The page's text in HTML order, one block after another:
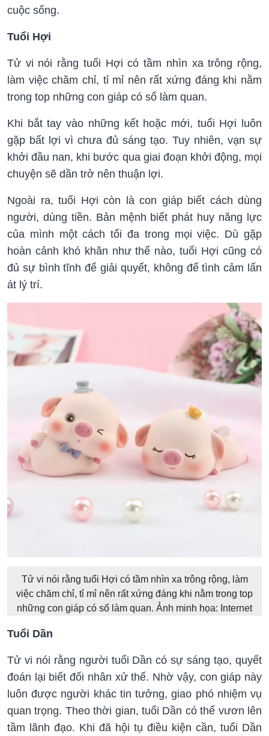
cuộc sống.
Tuổi Hợi
Tử vi nói rằng tuổi Hợi có tầm nhìn xa trông rộng,
làm việc chăm chỉ, tỉ mỉ nên rất xứng đáng khi nằm
trong top những con giáp có số làm quan.
Khi bắt tay vào những kết hoặc mới, tuổi Hợi luôn
gặp bất lợi vì chưa đủ sáng tạo. Tuy nhiên, vạn sự
khởi đầu nan, khi bước qua giai đoạn khởi động, mọi
chuyện sẽ dần trở nên thuận lợi.
Ngoài ra, tuổi Hợi còn là con giáp biết cách dùng
người, dùng tiền. Bản mệnh biết phát huy năng lực
của mình một cách tối đa trong mọi việc. Dù gặp
hoàn cảnh khó khăn như thế nào, tuổi Hợi cũng có
đủ sự bình tĩnh để giải quyết, không để tình cảm lấn
át lý trí.
Tử vi nói rằng tuổi Hợi có tầm nhìn xa trông rộng, làm
việc chăm chỉ, tỉ mỉ nên rất xứng đáng khi nằm trong top
những con giáp có số làm quan. Ảnh minh họa: Internet
Tuổi Dần
Tử vi nói rằng người tuổi Dần có sự sáng tạo, quyết
đoán lại biết đối nhân xử thế. Nhờ vậy, con giáp này
luôn được người khác tin tưởng, giao phó nhiệm vụ
quan trọng. Theo thời gian, tuổi Dần có thể vươn lên
tầm lãnh đạo. Khi đã hội tụ điều kiện cần, tuổi Dần